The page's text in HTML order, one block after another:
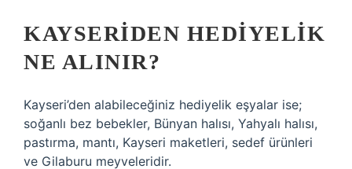
KAYSERIDEN HEDIYELIK
NE ALINIR?
Kayseri’den alabileceğiniz hediyelik eşyalar ise;
soğanlı bez bebekler, Bünyan halısı, Yahyalı halısı,
pastırma, mantı, Kayseri maketleri, sedef ürünleri
ve Gilaburu meyveleridir.